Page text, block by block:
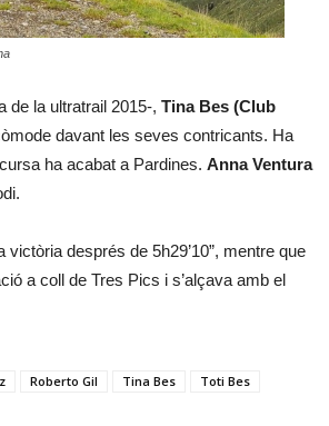
de la ultratrail 2015-, Tina Bes (Club
davant les seves contricants. Ha
ha acabat a Pardines. Anna Ventura
victòria després de 5h29’10”, mentre que
a coll de Tres Pics i s’alçava amb el
Roberto Gil Tina Bes Toti Bes